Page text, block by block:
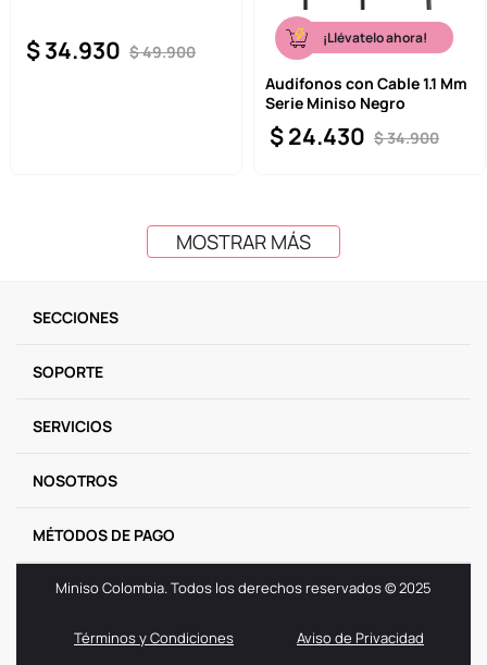
$49.900
$34.930 ¡Llévatelo ahora!
Audífonos con Cable 1.1 Mm
Serie Miniso Negro
$34.900
$24.430
MOSTRAR MÁS
SECCIONES
SOPORTE
SERVICIOS
NOSOTROS
MÉTODOS DE PAGO
Miniso Colombia. Todos los derechos reservados © 2025
Términos y Condiciones Aviso de Privacidad